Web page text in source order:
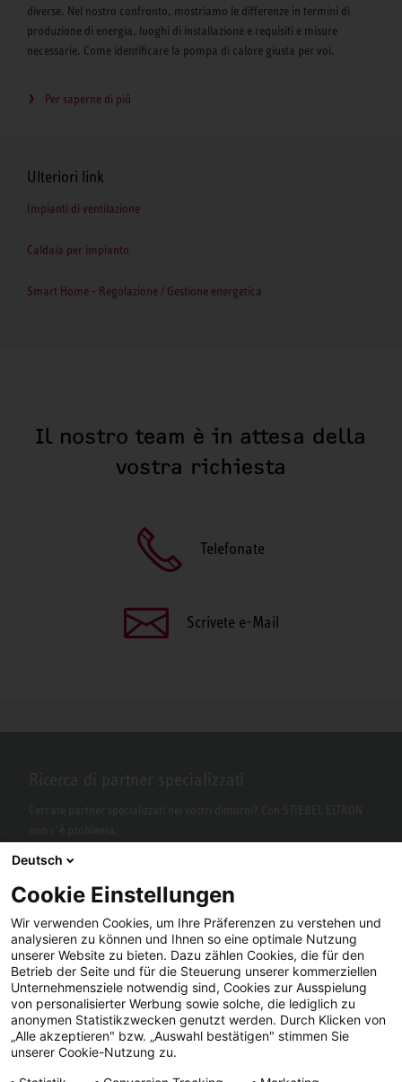
diverse. Nel nostro confronto, mostriamo le differenze in termini di
produzione di energia, luoghi di installazione e requisiti e misure
necessarie. Come identificare la pompa di calore giusta per voi.
Per saperne di più
Ulteriori link
Impianti di ventilazione
Caldaia per impianto
Smart Home - Regolazione / Gestione energetica
Il nostro team è in attesa della
vostra richiesta
Telefonate
Scrivete e-Mail
Facebook YouTube LinkedIn
Instagram
Deutsch
Cookie Einstellungen
Wir verwenden Cookies, um Ihre Präferenzen zu verstehen und
analysieren zu können und Ihnen so eine optimale Nutzung
unserer Website zu bieten. Dazu zählen Cookies, die für den
Betrieb der Seite und für die Steuerung unserer kommerziellen
Unternehmensziele notwendig sind, Cookies zur Ausspielung
von personalisierter Werbung sowie solche, die lediglich zu
anonymen Statistikzwecken genutzt werden. Durch Klicken von
„Alle akzeptieren" bzw. „Auswahl bestätigen" stimmen Sie
unserer Cookie-Nutzung zu.